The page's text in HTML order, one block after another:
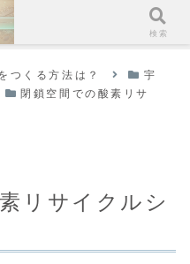
つくる方法は？
宇
閉鎖空間での酸素リサ
リサイクルシ
検索